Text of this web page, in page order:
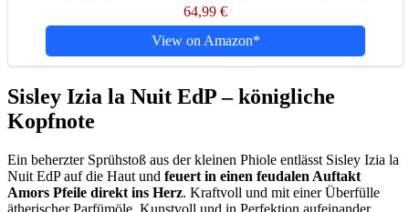
64,99 €
View on Amazon
Sisley Izia la Nuit EdP – königliche
Kopfnote
Ein beherzter Sprühstoß aus der kleinen Phiole entlässt Sisley Izia la
Nuit EdP auf die Haut und feuert in einen feudalen Auftakt
Amors Pfeile direkt ins Herz. Kraftvoll und mit einer Überfülle